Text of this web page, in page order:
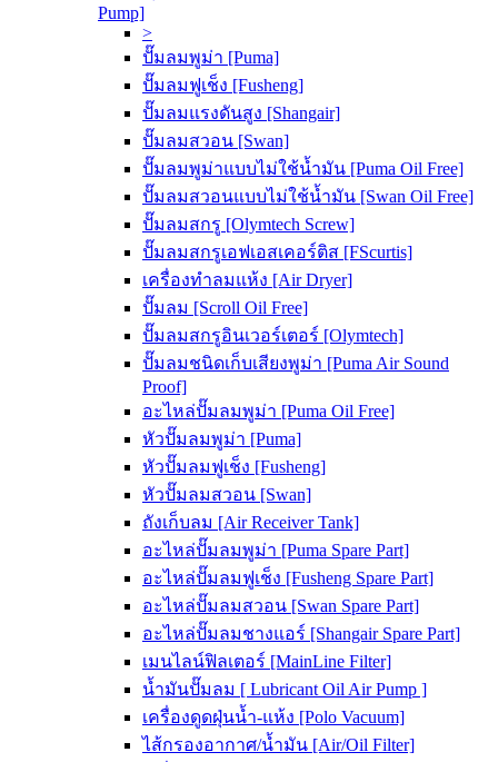
Pump]
>
ปั๊มลมพูม่า [Puma]
ปั๊มลมฟูเช็ง [Fusheng]
ปั๊มลมแรงดันสูง [Shangair]
ปั๊มลมสวอน [Swan]
ปั๊มลมพูม่าแบบไม่ใช้น้ำมัน [Puma Oil Free]
ปั๊มลมสวอนแบบไม่ใช้น้ำมัน [Swan Oil Free]
ปั๊มลมสกรู [Olymtech Screw]
ปั๊มลมสกรูเอฟเอสเคอร์ติส [FScurtis]
เครื่องทำลมแห้ง [Air Dryer]
ปั๊มลม [Scroll Oil Free]
ปั๊มลมสกรูอินเวอร์เตอร์ [Olymtech]
ปั๊มลมชนิดเก็บเสียงพูม่า [Puma Air Sound
Proof]
อะไหล่ปั๊มลมพูม่า [Puma Oil Free]
หัวปั๊มลมพูม่า [Puma]
หัวปั๊มลมฟูเช็ง [Fusheng]
หัวปั๊มลมสวอน [Swan]
ถังเก็บลม [Air Receiver Tank]
อะไหล่ปั๊มลมพูม่า [Puma Spare Part]
อะไหล่ปั๊มลมฟูเช็ง [Fusheng Spare Part]
อะไหล่ปั๊มลมสวอน [Swan Spare Part]
อะไหล่ปั๊มลมชางแอร์ [Shangair Spare Part]
เมนไลน์ฟิลเตอร์ [MainLine Filter]
น้ำมันปั๊มลม [ Lubricant Oil Air Pump ]
เครื่องดูดฝุ่นน้ำ-แห้ง [Polo Vacuum]
ไส้กรองอากาศ/น้ำมัน [Air/Oil Filter]